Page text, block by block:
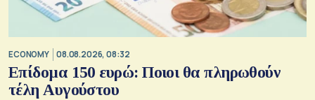
ECONOMY 08.08.2026, 08:32
Επίδομα 150 ευρώ: Ποιοι θα πληρωθούν
τέλη Αυγούστου